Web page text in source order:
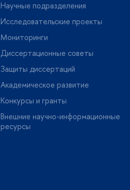
Научные подразделения
Исследовательские проекты
Мониторинги
Диссертационные советы
Защиты диссертаций
Академическое развитие
Конкурсы и гранты
нешние научно-информационные
ресурсы